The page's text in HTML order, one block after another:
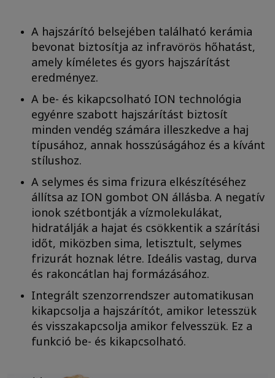
A hajszárító belsejében található kerámia
bevonat biztosítja az infravörös hőhatást,
amely kíméletes és gyors hajszárítást
eredményez.
A be- és kikapcsolható ION technológia
egyénre szabott hajszárítást biztosít
minden vendég számára illeszkedve a haj
típusához, annak hosszúságához és a kívánt
stílushoz.
A selymes és sima frizura elkészítéséhez
állítsa az ION gombot ON állásba. A negatív
ionok szétbontják a vízmolekulákat,
hidratálják a hajat és csökkentik a szárítási
időt, miközben sima, letisztult, selymes
frizurát hoznak létre. Ideális vastag, durva
és rakoncátlan haj formázásához.
Integrált szenzorrendszer automatikusan
kikapcsolja a hajszárítót, amikor letesszük
és visszakapcsolja amikor felvesszük. Ez a
funkció be- és kikapcsolható.